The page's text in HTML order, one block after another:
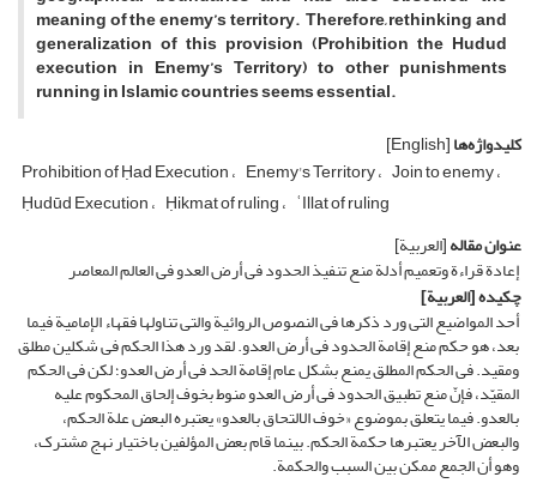
meaning of the enemy’s territory. Therefore, rethinking and
generalization of this provision (Prohibition the Hudud
execution in Enemy’s Territory) to other punishments
running in Islamic countries seems essential.
کلیدواژه‌ها[English]
Prohibition of Ḥad Execution Enemy's Territory Join to enemy
Ḥudūd Execution Ḥikmat of ruling ʿIllat of ruling
عنوان مقاله[العربیة]
إعادة قراءة وتعمیم أدلة منع تنفیذ الحدود فی أرض العدو فی العالم المعاصر
چکیده[العربیة]
أحد المواضیع التی ورد ذکرها فی النصوص الروائیة والتی تناولها فقهاء الإمامیة فیما
بعد، هو حکم منع إقامة الحدود فی أرض العدو. لقد ورد هذا الحکم فی شکلین مطلق
ومقید. فی الحکم المطلق یمنع بشکل عام إقامة الحد فی أرض العدو؛ لکن فی الحکم
المقیّد، فإنّ منع تطبیق الحدود فی أرض العدو منوط بخوف إلحاق المحکوم علیه
بالعدو. فیما یتعلق بموضوع «خوف الالتحاق بالعدو» یعتبره البعض علة الحکم،
والبعض الآخر یعتبرها حکمة الحکم. بینما قام بعض المؤلفین باختیار نهج مشترک،
وهو أن الجمع ممکن بین السبب والحکمة.